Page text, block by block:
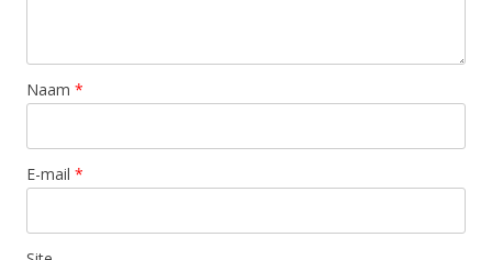
Naam *
E-mail *